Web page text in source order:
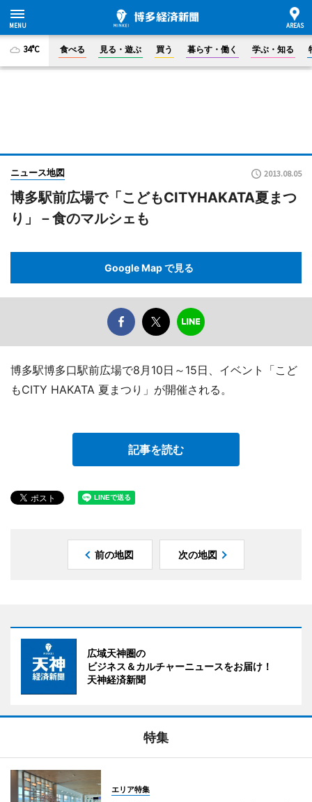
34°C 食べる 見る・遊ぶ 買う 暮らす・働く 学ぶ・知る
ニュース地図 2013.08.05
博多駅前広場で「こどもCITYHAKATA夏まつ
り」－食のマルシェも
Google Map で見る
博多駅博多口駅前広場で8月10日～15日、イベント「こど
もCITY HAKATA 夏まつり」が開催される。
記事を読む
前の地図 次の地図
広域天神圏の
ビジネス＆カルチャーニュースをお届け！
天神経済新聞
特集
エリア特集